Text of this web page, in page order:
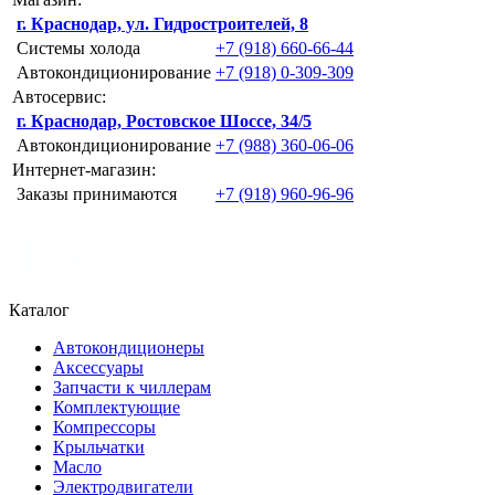
г. Краснодар, ул. Гидростроителей, 8
Системы холода
+7 (918) 660-66-44
Автокондиционирование +7 (918) 0-309-309
Автосервис:
г. Краснодар, Ростовское Шоссе, 34/5
Автокондиционирование +7 (988) 360-06-06
Интернет-магазин:
Заказы принимаются
+7 (918) 960-96-96
Каталог
Автокондиционеры
Аксессуары
Запчасти к чиллерам
Комплектующие
Компрессоры
Крыльчатки
Масло
Электродвигатели